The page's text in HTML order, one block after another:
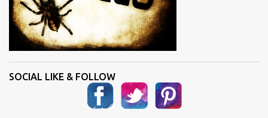
SOCIAL LIKE & FOLLOW